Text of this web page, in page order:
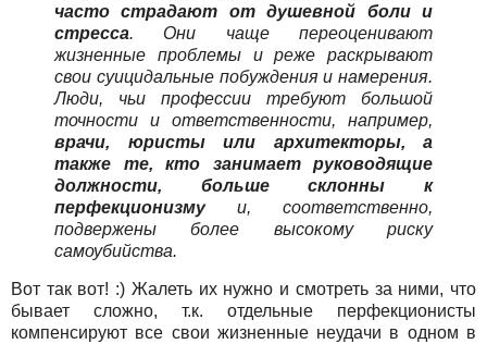
часто страдают от душевной боли и
стресса. Они чаще переоценивают
жизненные проблемы и реже раскрывают
свои суицидальные побуждения и намерения.
Люди, чьи профессии требуют большой
точности и ответственности, например,
врачи, юристы или архитекторы, а
также те, кто занимает руководящие
должности, больше склонны к
перфекционизмуи, соответственно,
подвержены более высокому риску
самоубийства.
Вот так вот! :) Жалеть их нужно и смотреть за ними, что
бывает сложно, т.к. отдельные перфекционисты
компенсируют все свои жизненные неудачи в одном в